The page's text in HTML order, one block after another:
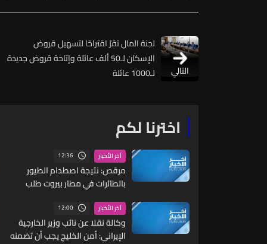
التالي
لجنة المال تقرّ اقتراحًا لتسهيل قروض
الإسكان لـ50 ألف عائلة وإتاحة قروض جديدة
لـ1000 عائلة
اخترنا لكم
آخر الأخبار 12:36
مرقص: نتيجة اصطدام الطيور
بالطائرات في مطار بيروت طلب
إنشاء المزارع والمسالخ ضمن
شعاع 5 كيلومترات من حرم المطار
وإقفال تلك المفتوحة في هذا
آخر الأخبار 12:00
وكالة نقلا عن نائب وزير الخارجية
الإيراني: أمن الخليج يجب أن تضمنه